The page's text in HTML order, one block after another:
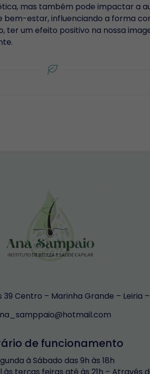
mas também pode impactar a
estar, influenciando a forma
um efeito positivo na nossa
39 Centro – Marinha Grande – Leiria
de funcionamento
à Sábado das 9h às 18h
terças feiras até às 21h – Através